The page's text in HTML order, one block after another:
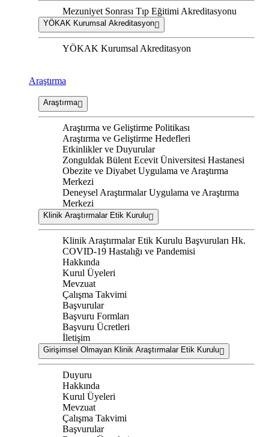
Mezuniyet Sonrası Tıp Eğitimi Akreditasyonu
YÖKAK Kurumsal Akreditasyon
YÖKAK Kurumsal Akreditasyon
Araştırma
Araştırma
Araştırma ve Geliştirme Politikası
Araştırma ve Geliştirme Hedefleri
Etkinlikler ve Duyurular
Zonguldak Bülent Ecevit Üniversitesi Hastanesi
Obezite ve Diyabet Uygulama ve Araştırma
Merkezi
Deneysel Araştırmalar Uygulama ve Araştırma
Merkezi
Klinik Araştırmalar Etik Kurulu
Klinik Araştırmalar Etik Kurulu Başvuruları Hk.
COVID-19 Hastalığı ve Pandemisi
Hakkında
Kurul Üyeleri
Mevzuat
Çalışma Takvimi
Başvurular
Başvuru Formları
Başvuru Ücretleri
İletişim
Girişimsel Olmayan Klinik Araştırmalar Etik Kurulu
Duyuru
Hakkında
Kurul Üyeleri
Mevzuat
Çalışma Takvimi
Başvurular